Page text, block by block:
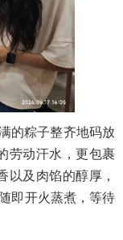
的粽子整齐地码放
劳动汗水，更包裹
以及肉馅的醇厚，
即开火蒸煮，等待